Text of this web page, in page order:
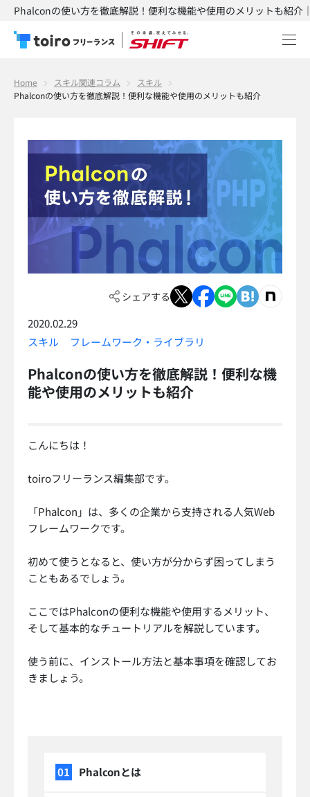
Phalconの使い方を徹底解説！便利な機能や使用のメリットも紹介
Home スキル関連コラム
スキル
Phalconの使い方を徹底解説！便利な機能や使用のメリットも紹介
シェアする
2020.02.29
スキル
フレームワーク・ライブラリ
Phalconの使い方を徹底解説！便利な機
能や使用のメリットも紹介
こんにちは！
toiroフリーランス編集部です。
「Phalcon」は、多くの企業から支持される人気Web
フレームワークです。
初めて使うとなると、使い方が分からず困ってしまう
こともあるでしょう。
ここではPhalconの便利な機能や使用するメリット、
そして基本的なチュートリアルを解説しています。
使う前に、インストール方法と基本事項を確認してお
きましょう。
Phalconとは